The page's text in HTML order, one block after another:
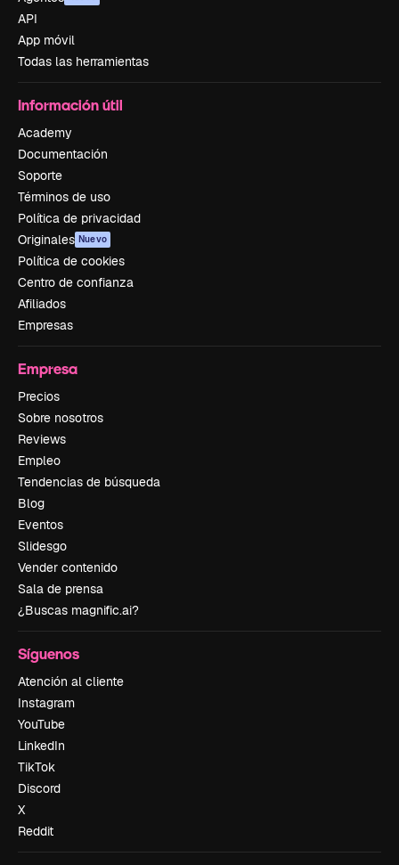
API
App móvil
Todas las herramientas
Información útil
Academy
Documentación
Soporte
Términos de uso
Política de privacidad
Originales Nuevo
Política de cookies
Centro de confianza
Afiliados
Empresas
Empresa
Precios
Sobre nosotros
Reviews
Empleo
Tendencias de búsqueda
Blog
Eventos
Slidesgo
Vender contenido
Sala de prensa
¿Buscas magnific.ai?
Síguenos
Atención al cliente
Instagram
YouTube
LinkedIn
TikTok
Discord
X
Reddit